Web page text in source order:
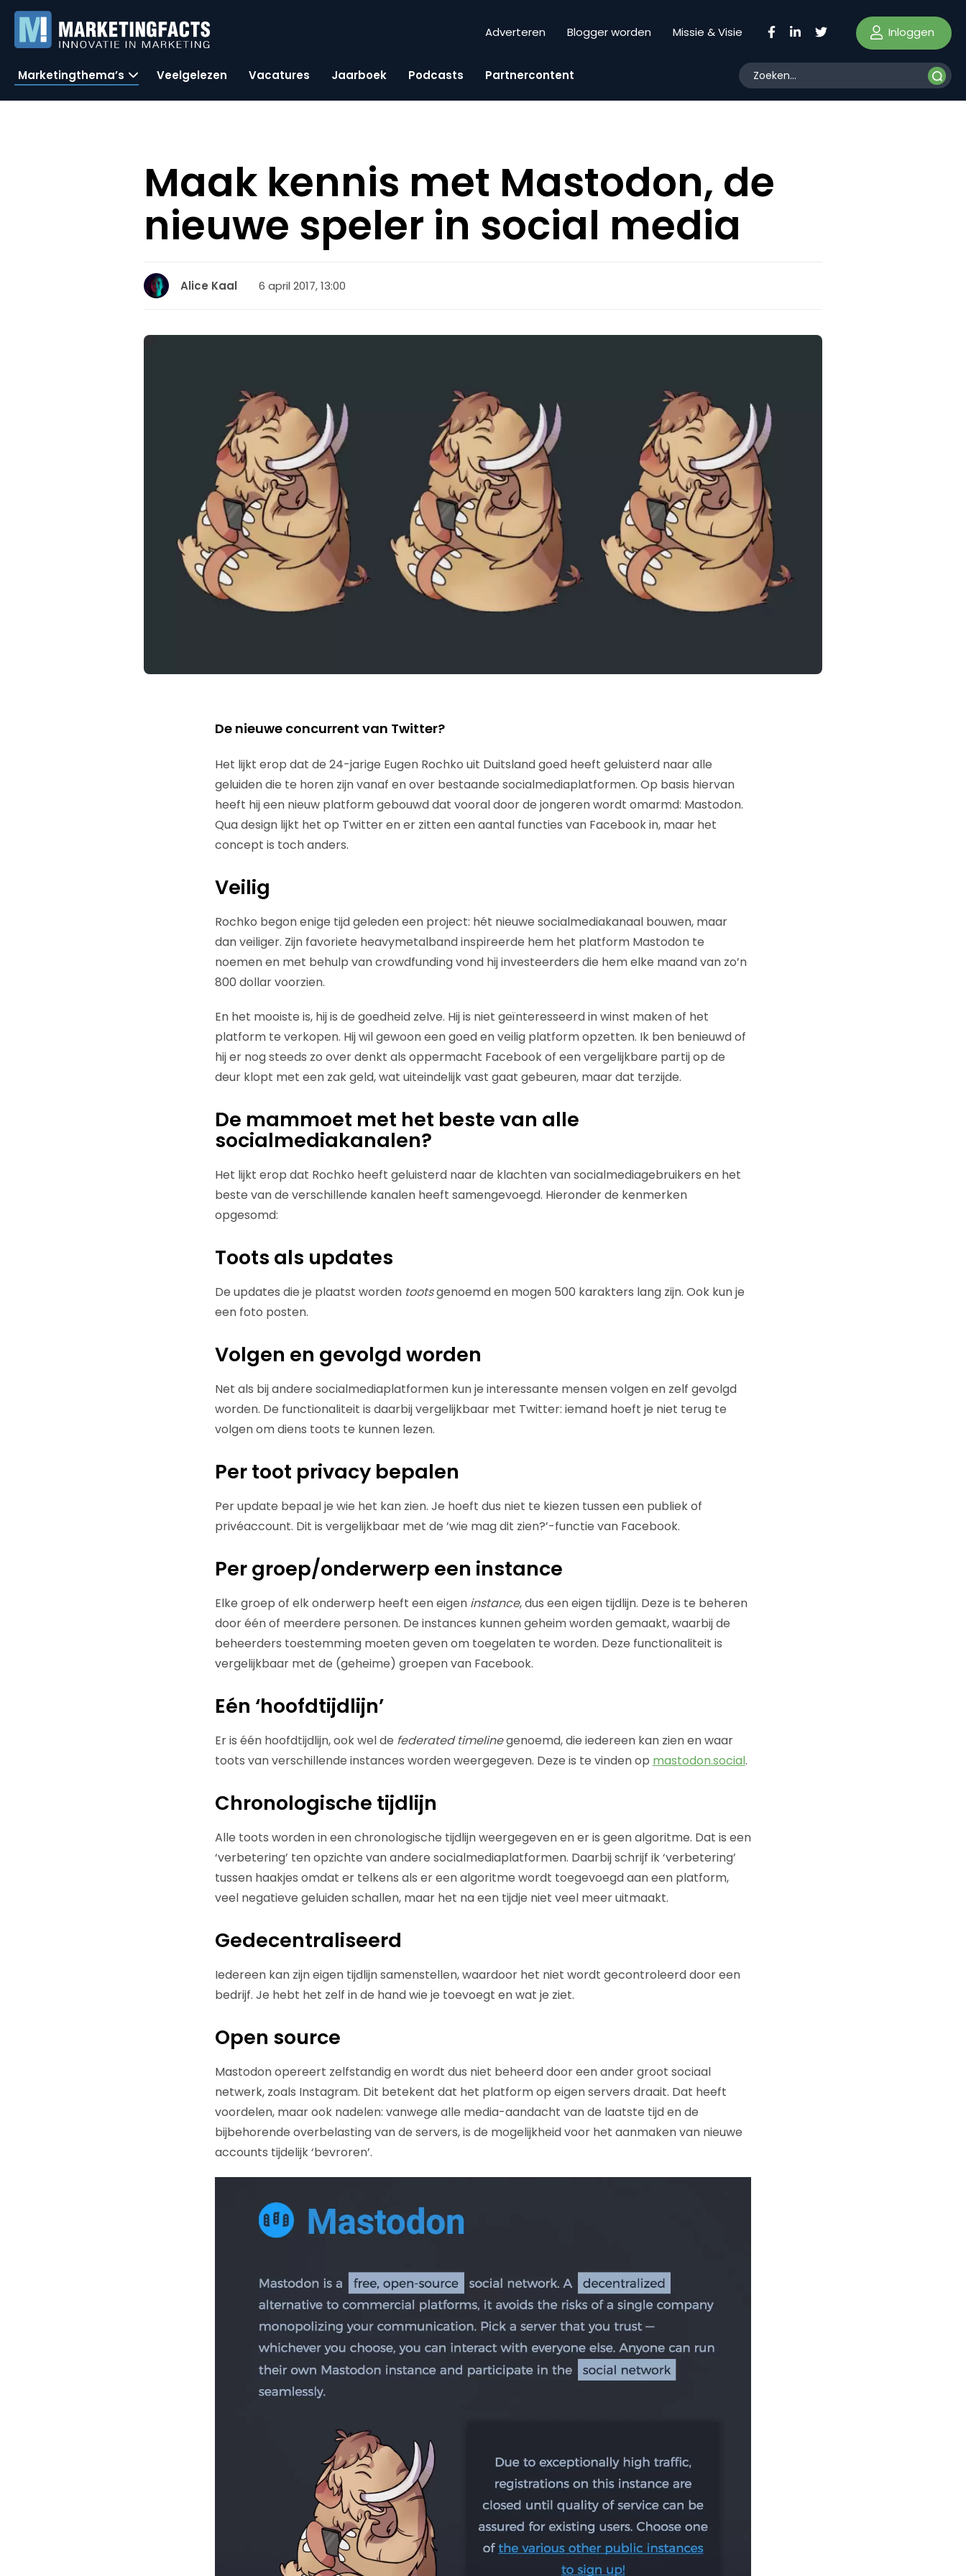
Adverteren Blogger worden Missie & Visie Inloggen
Marketingthema’s Veelgelezen Vacatures Jaarboek Podcasts Partnercontent
Maak kennis met Mastodon, de
nieuwe speler in social media
Alice Kaal 6 april 2017, 13:00
De nieuwe concurrent van Twitter?
Het lijkt erop dat de 24-jarige Eugen Rochko uit Duitsland goed heeft geluisterd naar alle
geluiden die te horen zijn vanaf en over bestaande socialmediaplatformen. Op basis hiervan
heeft hij een nieuw platform gebouwd dat vooral door de jongeren wordt omarmd: Mastodon.
Qua design lijkt het op Twitter en er zitten een aantal functies van Facebook in, maar het
concept is toch anders.
Veilig
Rochko begon enige tijd geleden een project: hét nieuwe socialmediakanaal bouwen, maar
dan veiliger. Zijn favoriete heavymetalband inspireerde hem het platform Mastodon te
noemen en met behulp van crowdfunding vond hij investeerders die hem elke maand van zo’n
800 dollar voorzien.
En het mooiste is, hij is de goedheid zelve. Hij is niet geïnteresseerd in winst maken of het
platform te verkopen. Hij wil gewoon een goed en veilig platform opzetten. Ik ben benieuwd of
hij er nog steeds zo over denkt als oppermacht Facebook of een vergelijkbare partij op de
deur klopt met een zak geld, wat uiteindelijk vast gaat gebeuren, maar dat terzijde.
De mammoet met het beste van alle
socialmediakanalen?
Het lijkt erop dat Rochko heeft geluisterd naar de klachten van socialmediagebruikers en het
beste van de verschillende kanalen heeft samengevoegd. Hieronder de kenmerken
opgesomd:
Toots als updates
De updates die je plaatst worden tootsgenoemd en mogen 500 karakters lang zijn. Ook kun je
een foto posten.
Volgen en gevolgd worden
Net als bij andere socialmediaplatformen kun je interessante mensen volgen en zelf gevolgd
worden. De functionaliteit is daarbij vergelijkbaar met Twitter: iemand hoeft je niet terug te
volgen om diens toots te kunnen lezen.
Per toot privacy bepalen
Per update bepaal je wie het kan zien. Je hoeft dus niet te kiezen tussen een publiek of
privéaccount. Dit is vergelijkbaar met de ’wie mag dit zien?’-functie van Facebook.
Per groep/onderwerp een instance
Elke groep of elk onderwerp heeft een eigen instance, dus een eigen tijdlijn. Deze is te beheren
door één of meerdere personen. De instances kunnen geheim worden gemaakt, waarbij de
beheerders toestemming moeten geven om toegelaten te worden. Deze functionaliteit is
vergelijkbaar met de (geheime) groepen van Facebook.
Eén ‘hoofdtijdlijn’
Er is één hoofdtijdlijn, ook wel de federated timelinegenoemd, die iedereen kan zien en waar
toots van verschillende instances worden weergegeven. Deze is te vinden op mastodon.social.
Chronologische tijdlijn
Alle toots worden in een chronologische tijdlijn weergegeven en er is geen algoritme. Dat is een
‘verbetering’ ten opzichte van andere socialmediaplatformen. Daarbij schrijf ik ‘verbetering’
tussen haakjes omdat er telkens als er een algoritme wordt toegevoegd aan een platform,
veel negatieve geluiden schallen, maar het na een tijdje niet veel meer uitmaakt.
Gedecentraliseerd
Iedereen kan zijn eigen tijdlijn samenstellen, waardoor het niet wordt gecontroleerd door een
bedrijf. Je hebt het zelf in de hand wie je toevoegt en wat je ziet.
Open source
Mastodon opereert zelfstandig en wordt dus niet beheerd door een ander groot sociaal
netwerk, zoals Instagram. Dit betekent dat het platform op eigen servers draait. Dat heeft
voordelen, maar ook nadelen: vanwege alle media-aandacht van de laatste tijd en de
bijbehorende overbelasting van de servers, is de mogelijkheid voor het aanmaken van nieuwe
accounts tijdelijk ‘bevroren’.